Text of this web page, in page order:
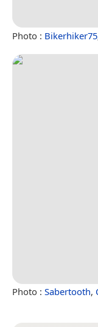
Photo : Bikerhiker75
Photo : Sabertooth,